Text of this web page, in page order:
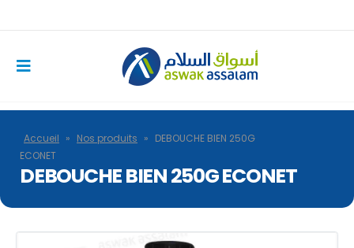
Accueil » Nos produits » DEBOUCHE BIEN 250G
ECONET
DEBOUCHE BIEN 250G ECONET